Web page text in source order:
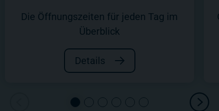
Die Öffnungszeiten für jeden Tag im
Überblick
Details